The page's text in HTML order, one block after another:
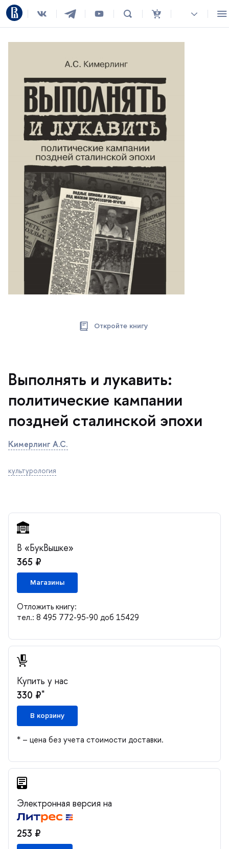
Откройте книгу
ыполнять и лукавить:
политические кампании
поздней сталинской эпохи
Кимерлинг А.С.
культурология
«БукВышке»
365 ₽
Магазины
Отложить книгу:
тел.: 8 495 772-95-90 доб 15429
Купить у нас
330 ₽*
корзину
* – цена без учета стоимости доставки.
Электронная версия на
253 ₽